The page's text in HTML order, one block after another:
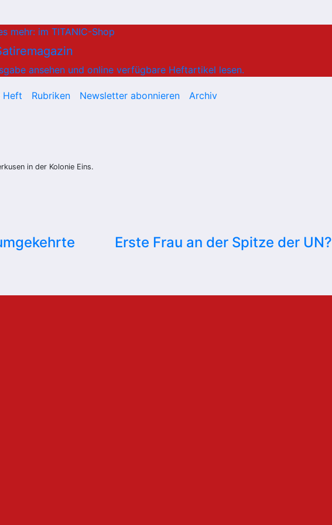
mehr: im TITANIC-Shop
ansehen und online verfügbare Heftartikel lesen.
Heft Rubriken Newsletter abonnieren Archiv
in der Kolonie Eins.
Erste Frau an der Spitze der UN?